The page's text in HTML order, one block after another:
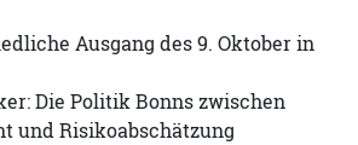
Ausgang des 9. Oktober in
Die Politik Bonns zwischen
und Risikoabschätzung